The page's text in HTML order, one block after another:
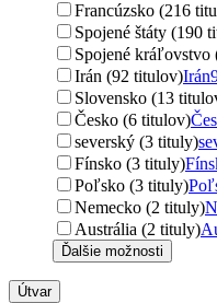
Francúzsko (216
Spojené štáty (190
Spojené kráľovstvo
Irán (92 titulov)Irán
Slovensko (13
Česko (6 titulov)
severský (3 tituly)
Fínsko (3 tituly)
Poľsko (3 tituly)
Nemecko (2 tituly)
Austrália (2 tituly)
Ďalšie možnosti
Útvar